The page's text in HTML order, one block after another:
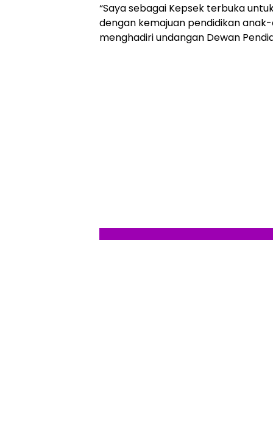
“Saya sebagai Kepsek terbuka
dengan kemajuan pendidikan anak-
menghadiri undangan Dewan